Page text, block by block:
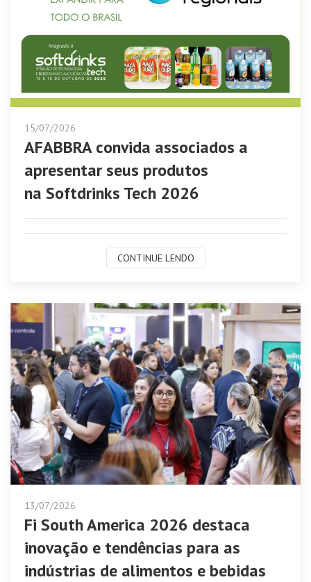
15/07/2026
AFABBRA convida associados a
apresentar seus produtos
na Softdrinks Tech 2026
CONTINUE LENDO
13/07/2026
Fi South America 2026 destaca
inovação e tendências para as
indústrias de alimentos e bebidas